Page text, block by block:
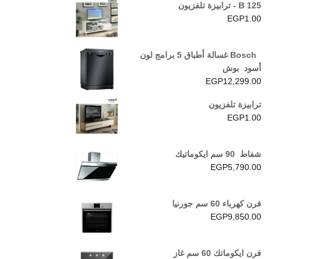
B 125 - ترابيزة تلفزيون
EGP1.00
Bosch غسالة أطباق 5 برامج لون
أسود بوش
EGP12,299.00
ترابيزة تلفزيون
EGP1.00
شفاط 90 سم ايكوماتيك
EGP5,790.00
فرن كهرباء 60 سم جورنيا
EGP9,850.00
فرن ايكوماتك 60 سم غاز